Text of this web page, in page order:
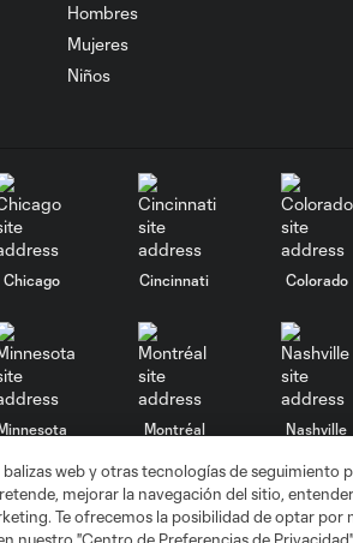
Hombres
Mujeres
Niños
Chicago Cincinnati Colorado
Minnesota Montréal Nashville
web y otras tecnologías de seguimiento
mejorar la navegación del sitio, entender
Te ofrecemos la posibilidad de optar por